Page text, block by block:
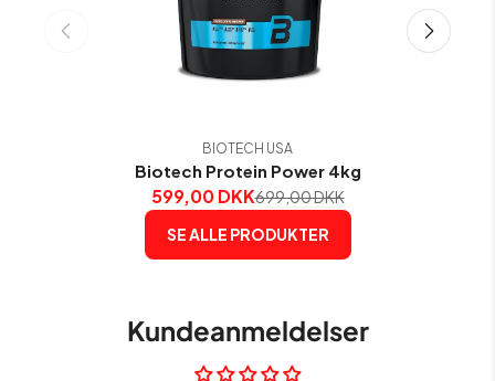
BIOTECH USA
Biotech Protein Power 4kg
599,00 DKK699,00 DKK
SE ALLE PRODUKTER
Kundeanmeldelser